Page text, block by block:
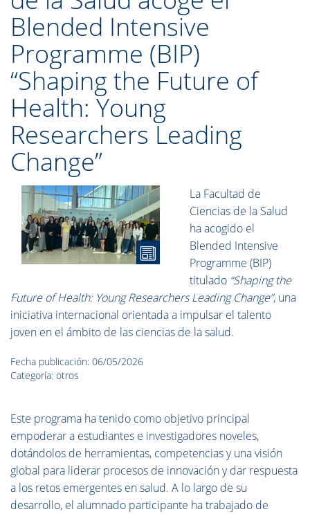
Blended Intensive
Programme (BIP)
“Shaping the Future of
Health: Young
Researchers Leading
Change”
La Facultad de
Ciencias de la Salud
ha acogido el
Blended Intensive
Programme (BIP)
titulado “Shaping the
Future of Health: Young Researchers Leading Change”, una
iniciativa internacional orientada a impulsar el talento
joven en el ámbito de las ciencias de la salud.
Fecha publicación: 06/05/2026
Categoría: otros
Este programa ha tenido como objetivo principal
empoderar a estudiantes e investigadores noveles,
dotándolos de herramientas, competencias y una visión
global para liderar procesos de innovación y dar respuesta
a los retos emergentes en salud. A lo largo de su
desarrollo, el alumnado participante ha trabajado de